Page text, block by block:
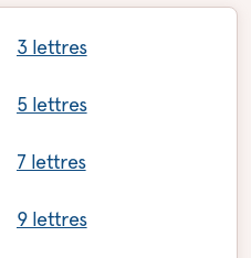
3 lettres
5 lettres
7 lettres
9 lettres